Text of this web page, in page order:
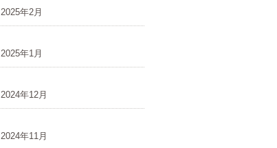
2025年2月
2025年1月
2024年12月
2024年11月